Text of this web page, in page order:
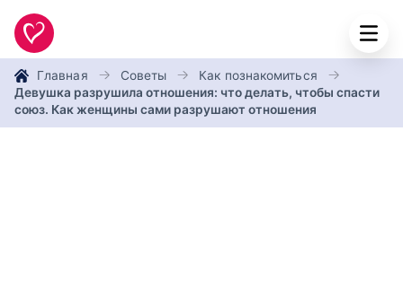
Главная Советы
Как познакомиться
Девушка разрушила отношения: что делать, чтобы спасти
союз. Как женщины сами разрушают отношения